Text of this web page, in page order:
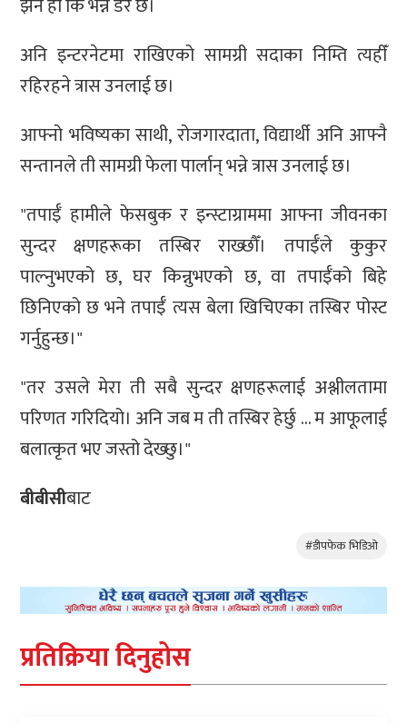
झर्ने हो कि भन्ने डर छ।
अनि इन्टरनेटमा राखिएको सामग्री सदाका निम्ति त्यहीँ
रहिरहने त्रास उनलाई छ।
आफ्नो भविष्यका साथी, रोजगारदाता, विद्यार्थी अनि आफ्नै
सन्तानले ती सामग्री फेला पार्लान् भन्ने त्रास उनलाई छ।
"तपाईँ हामीले फेसबुक र इन्स्टाग्राममा आफ्ना जीवनका
सुन्दर क्षणहरूका तस्बिर राख्छौँ। तपाईँले कुकुर
पाल्नुभएको छ, घर किन्नुभएको छ, वा तपाईँको बिहे
छिनिएको छ भने तपाईँ त्यस बेला खिचिएका तस्बिर पोस्ट
गर्नुहुन्छ।"
"तर उसले मेरा ती सबै सुन्दर क्षणहरूलाई अश्लीलतामा
परिणत गरिदियो। अनि जब म ती तस्बिर हेर्छु … म आफूलाई
बलात्कृत भए जस्तो देख्छु।"
बीबीसीबाट
#डीपफेक भिडिओ
प्रतिक्रिया दिनुहोस